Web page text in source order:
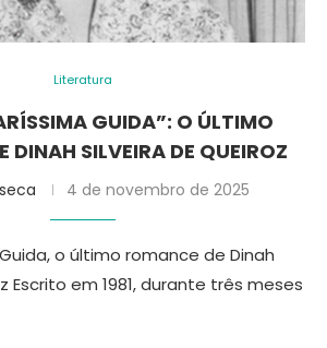
Literatura
GUIDA”: O ÚLTIMO
DINAH SILVEIRA DE QUEIROZ
4 de novembro de 2025
o último romance de Dinah
Escrito em 1981, durante três meses